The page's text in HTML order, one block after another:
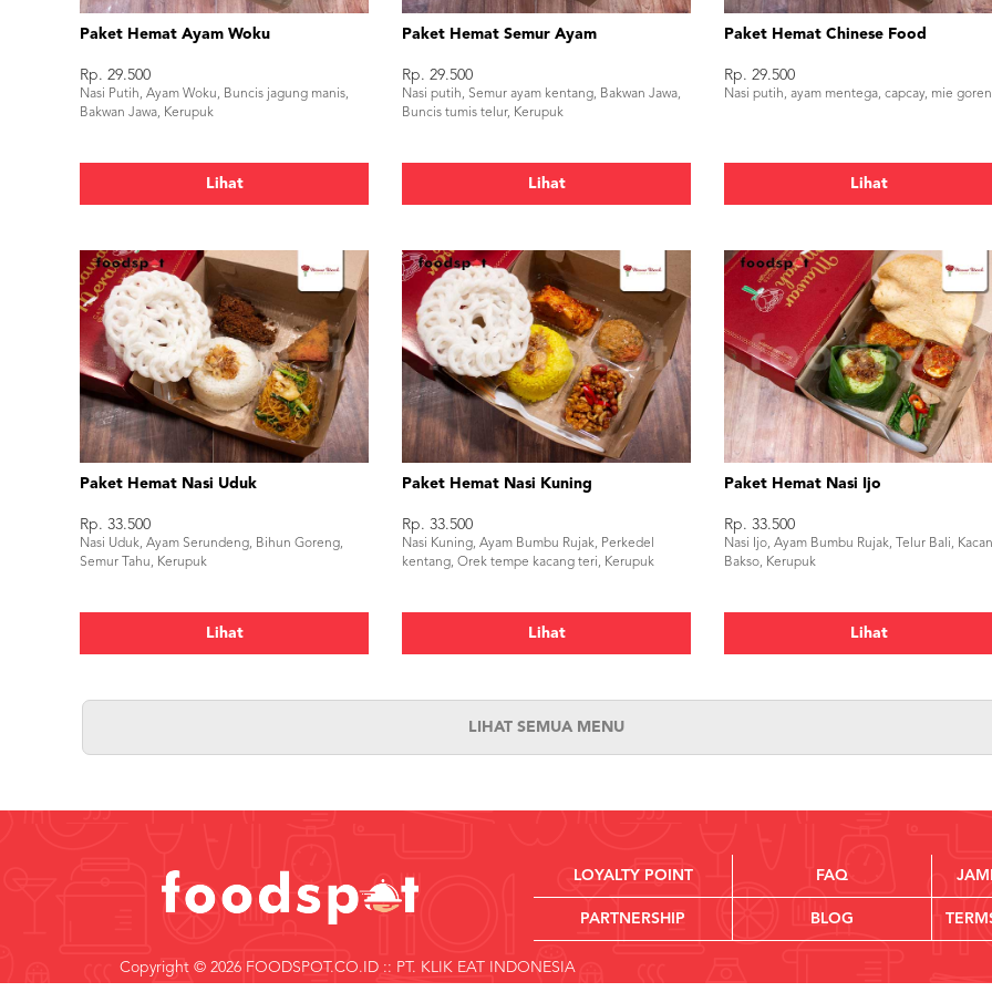
Paket Hemat Ayam Woku
Rp. 29.500
Nasi Putih, Ayam Woku, Buncis jagung manis,
Bakwan Jawa, Kerupuk
Lihat
Paket Hemat Semur Ayam
Rp. 29.500
Nasi putih, Semur ayam kentang, Bakwan Jawa,
Buncis tumis telur, Kerupuk
Lihat
Paket Hemat Chinese Food
Rp. 29.500
Nasi putih, ayam mentega, capcay, mie
Lihat
Paket Hemat Nasi Uduk
Rp. 33.500
Nasi Uduk, Ayam Serundeng, Bihun Goreng,
Semur Tahu, Kerupuk
Lihat
Paket Hemat Nasi Kuning
Rp. 33.500
Nasi Kuning, Ayam Bumbu Rujak, Perkedel
kentang, Orek tempe kacang teri, Kerupuk
Lihat
Paket Hemat Nasi Ijo
Rp. 33.500
Nasi Ijo, Ayam Bumbu Rujak, Telur Bali,
Bakso, Kerupuk
Lihat
LIHAT SEMUA MENU
LOYALTY POINT FAQ
PARTNERSHIP BLOG
Copyright © 2026 FOODSPOT.CO.ID :: PT. KLIK EAT INDONESIA